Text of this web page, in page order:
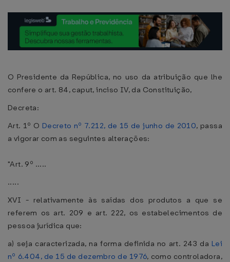
O Presidente da República, no uso da atribuição que lhe
confere o art. 84, caput, inciso IV, da Constituição,
Decreta:
Art. 1º O Decreto nº 7.212, de 15 de junho de 2010, passa
a vigorar com as seguintes alterações:
"Art. 9º .....
.....
XVI - relativamente às saídas dos produtos a que se
referem os art. 209 e art. 222, os estabelecimentos de
pessoa jurídica que:
a) seja caracterizada, na forma definida no art. 243 da Lei
nº 6.404, de 15 de dezembro de 1976, como controladora,